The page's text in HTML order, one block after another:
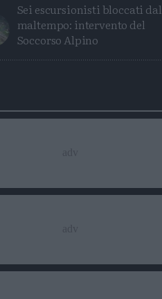
Sei escursionisti bloccati dal
maltempo: intervento del
Soccorso Alpino